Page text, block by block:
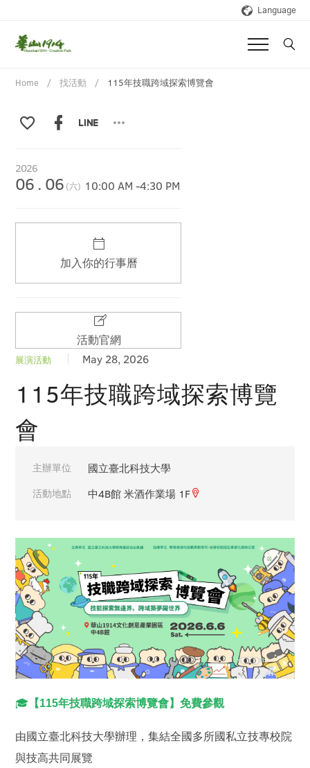
Language
Home 找活動 115年技職跨域探索博覽會
2026
06 . 06 (六) 10:00 AM-4:30 PM
加入你的行事曆
活動官網
展演活動 May 28, 2026
115年技職跨域探索博覽
會
主辦單位 國立臺北科技大學
活動地點 中4B館 米酒作業場 1F
🎓 【115年技職跨域探索博覽會】免費參觀
由國立臺北科技大學辦理，集結全國多所國私立技專校院
與技高共同展覽